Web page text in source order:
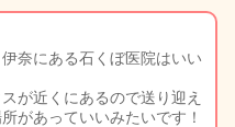
奈にある石くぼ医院はいい
が近くにあるので送り迎え
があっていいみたいです！